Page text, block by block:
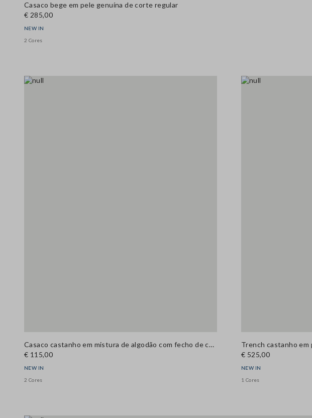
Casaco bege em pele genuína de corte regular
€ 285,00
NEW IN
2 Cores
Casaco castanho em mistura de algodão com fecho de correr e gola em bombazina, corte regular
€ 115,00
NEW IN
2 Cores
€ 525,00
NEW IN
1 Cores